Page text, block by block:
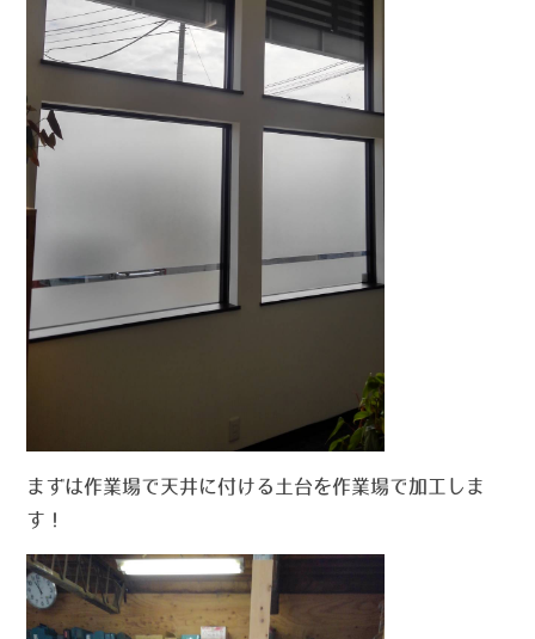
まずは作業場で天井に付ける土台を作業場で加工しま
す！